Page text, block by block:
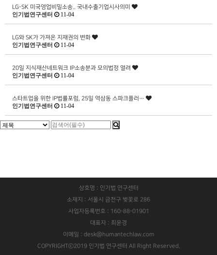
LG-SK 미국영업비밀소송.. 국내수출기업시사의미
인기법연구센터 11-04
LG와 SK가 가져온 지재권의 변화
인기법연구센터 11-04
20일 지식재산네트워크 IP소송분과 모의법정 열려
인기법연구센터 11-04
스타트업을 위한 IP법률포럼, 25일 역삼동 스파크플러…
인기법연구센터 11-04
상호명 : 인기법 연구센터
소재지 : 서울시 금천구 벚꽃로 286
사업자등록번호 : 160-88-01901
대표자 : 최윤경
이메일 : desk@humantechlaw.com
COPYRIGHTⓒ2019 인기법 연구센터 All Right Reserved.